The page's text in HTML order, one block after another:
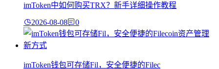
imToken中如何购买TRX？新手详细操作教程
2026-08-08 0
imToken钱包可存储Fil，安全便捷的Filec